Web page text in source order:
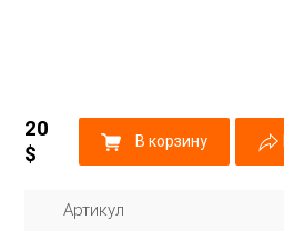
20
$
В корзину
Артикул